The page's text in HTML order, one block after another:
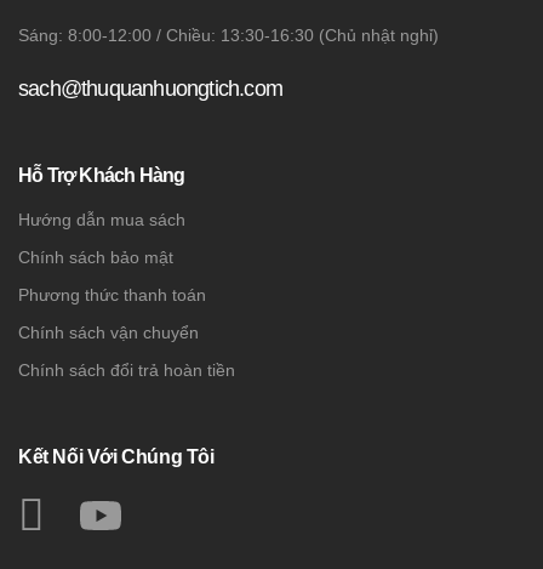
Sáng: 8:00-12:00 / Chiều: 13:30-16:30 (Chủ nhật nghỉ)
sach@thuquanhuongtich.com
Hỗ Trợ Khách Hàng
Hướng dẫn mua sách
Chính sách bảo mật
Phương thức thanh toán
Chính sách vận chuyển
Chính sách đổi trả hoàn tiền
Kết Nối Với Chúng Tôi